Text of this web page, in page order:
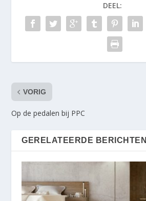
DEEL:
VORIG
Op de pedalen bij PPC
GERELATEERDE BERICHTEN